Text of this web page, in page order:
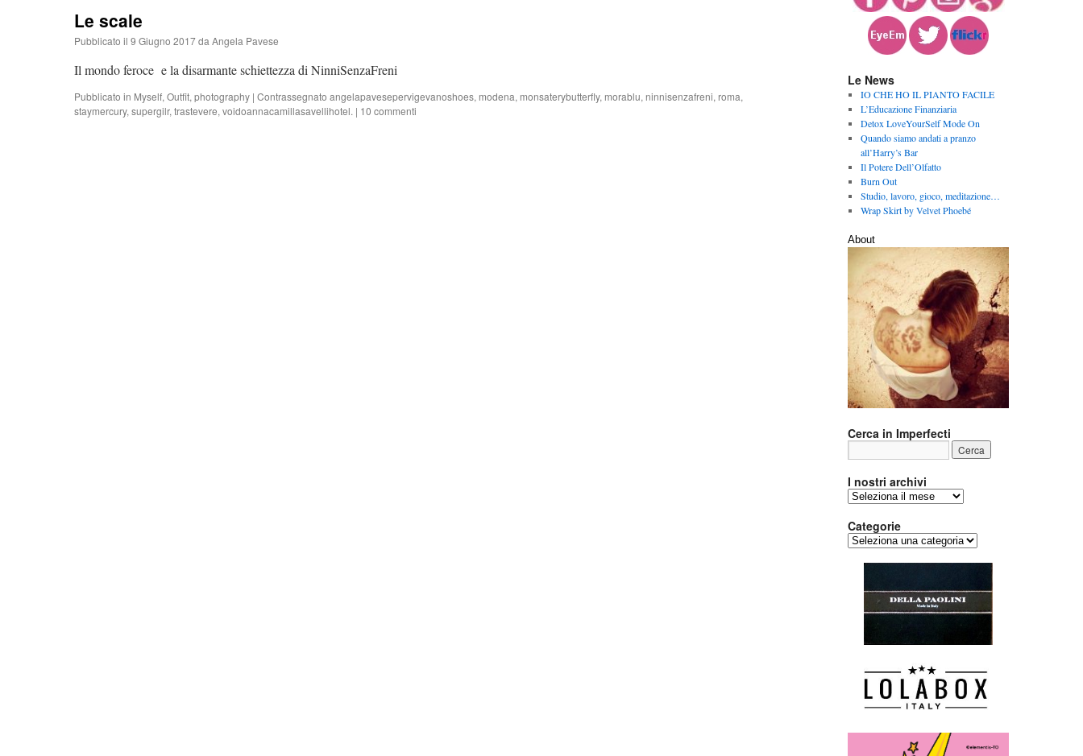
Le scale
Pubblicato il 9 Giugno 2017da Angela Pavese
Il mondo feroce e la disarmante schiettezza di NinniSenzaFreni
Pubblicato in Myself, Outfit, photography | Contrassegnato angelapavesepervigevanoshoes, modena, monsaterybutterfly, morablu, ninnisenzafreni, roma,
staymercury, supergilr, trastevere, voidoannacamillasavellihotel. | 10 commenti
Le News
IO CHE HO IL PIANTO FACILE
L’Educazione Finanziaria
Detox LoveYourSelf Mode On
Quando siamo andati a pranzo
all’Harry’s Bar
Il Potere Dell’Olfatto
Burn Out
Studio, lavoro, gioco, meditazione…
Wrap Skirt by Velvet Phoebé
About
Cerca in Imperfecti
I nostri archivi
archivi
Categorie
Categorie